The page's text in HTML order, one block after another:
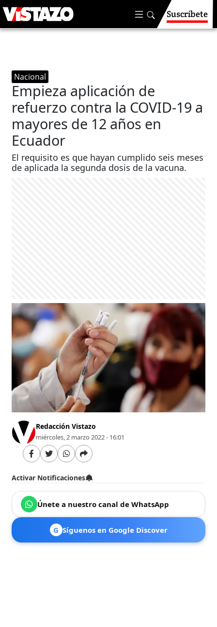
Suscríbete
Nacional
Empieza aplicación de
refuerzo contra la COVID-19 a
mayores de 12 años en
Ecuador
El requisito es que hayan cumplido seis meses
de aplicada la segunda dosis de la vacuna.
Redacción Vistazo
miércoles, 2 marzo 2022 - 16:01
Activar Notificaciones
Únete a nuestro canal de WhatsApp
G Síguenos en Google Discover